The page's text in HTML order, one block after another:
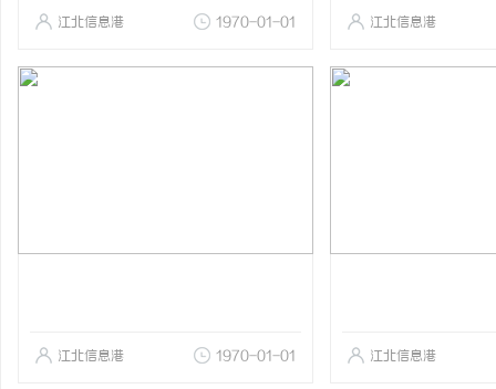
江北信息港 1970-01-01 江北信息港
江北信息港 1970-01-01 江北信息港